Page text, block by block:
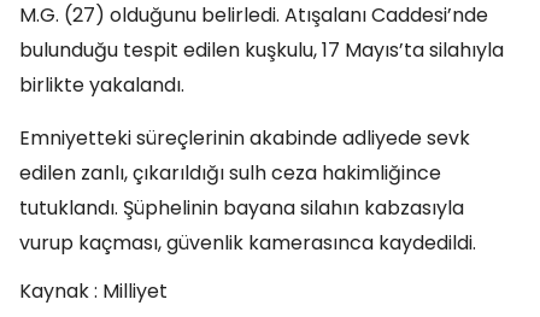
M.G. (27) olduğunu belirledi. Atışalanı Caddesi’nde
bulunduğu tespit edilen kuşkulu, 17 Mayıs’ta silahıyla
birlikte yakalandı.
Emniyetteki süreçlerinin akabinde adliyede sevk
edilen zanlı, çıkarıldığı sulh ceza hakimliğince
tutuklandı. Şüphelinin bayana silahın kabzasıyla
vurup kaçması, güvenlik kamerasınca kaydedildi.
Kaynak : Milliyet